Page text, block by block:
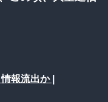
報流出か |